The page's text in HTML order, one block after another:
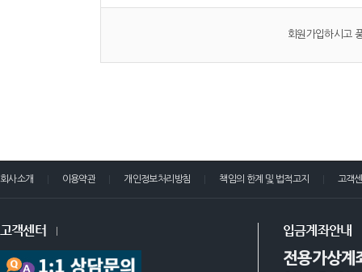
회원가입하시고
회사소개 이용약관 개인정보처리방침 책임의 한계 및 법적고지 고객
고객센터 입금계좌안내
전용가상계